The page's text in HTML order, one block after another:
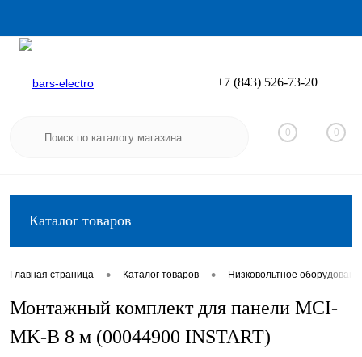
Вход
+7 (843) 526-73-20
0 0
Каталог товаров
Главная страница • Каталог товаров • Низковольтное
Монтажный комплект для панели MCI-
MK-B 8 м (00044900 INSTART)